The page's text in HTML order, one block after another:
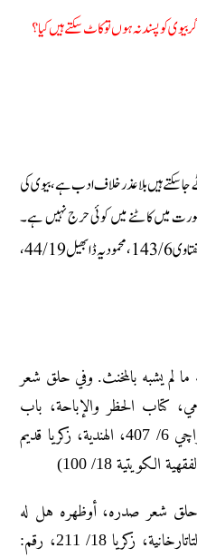
بیوی کو پسند نہ ہوں تو کاٹ سکتے ہیں کیا؟
جاسکتے ہیں بلا عذر خلاف ادب ہے، بیوی کی
میں کاٹنے میں کوئی حرج نہیں ہے۔
(مستفاد: فتاوی دار العلوم 16/ 234، کتاب الفتاوی 6/ 143، محمودیہ ڈابھیل 19/ 44،
لم یشبه بالمخنث. وفي حلق شعر
کتاب الحظر والإباحة، باب
الاستبراء وغیره، زکریا 9/ 583، کراچي 6/ 407، الهندیة، زکریا قدیم
حلق شعر صدره، أوظهره هل له
ذلک؟ فقال: هو تارک الأدب. (التاتارخانیة، زکریا 18/ 211، رقم: